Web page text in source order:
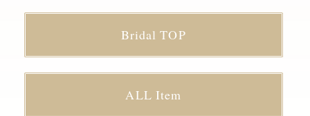
Bridal TOP
ALL Item